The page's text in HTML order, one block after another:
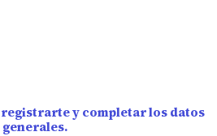
y completar los datos
generales.